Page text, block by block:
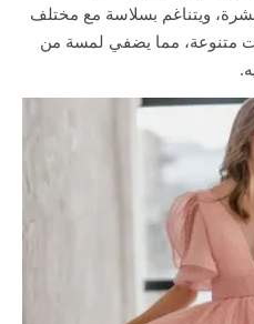
ويتناغم بسلاسة مع مختلف
متنوعة، مما يضفي لمسة من